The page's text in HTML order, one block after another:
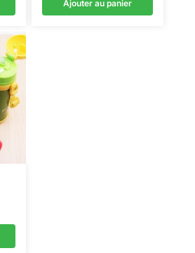
Ajouter au panier